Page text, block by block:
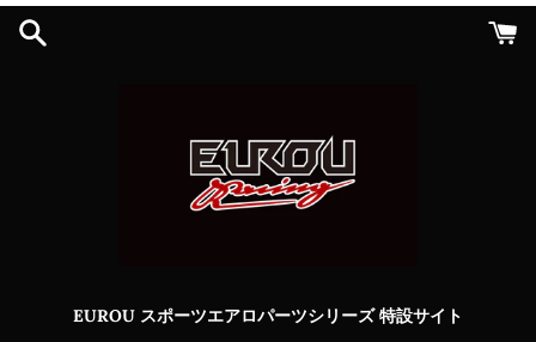
コ
EUROU スポーツエアロパーツシリーズ 特設サイト